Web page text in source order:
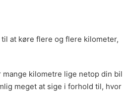
at køre flere og flere kilometer,
kilometre lige netop din bil
meget at sige i forhold til, hvor